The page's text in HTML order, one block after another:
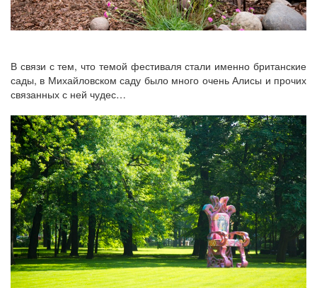
В связи с тем, что темой фестиваля стали именно британские
сады, в Михайловском саду было много очень Алисы и прочих
связанных с ней чудес…